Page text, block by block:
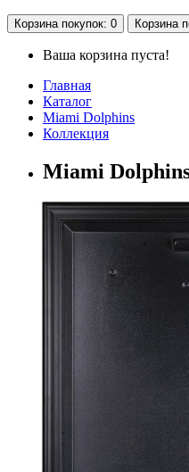
Корзина покупок: 0 Корзина
Ваша корзина пуста!
Главная
Каталог
Miami Dolphins
Коллекция
Miami